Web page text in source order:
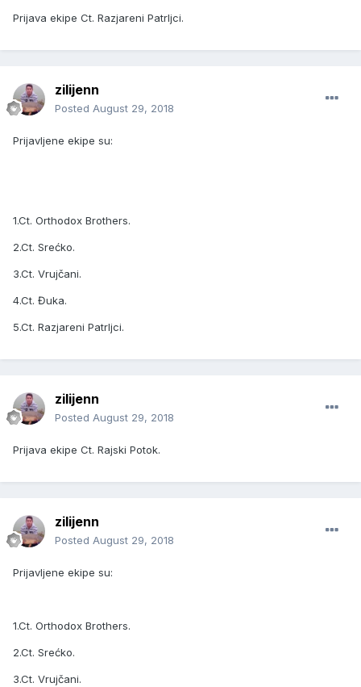
Prijava ekipe Ct. Razjareni Patrljci.
zilijenn
Posted August 29, 2018
Prijavljene ekipe su:
1.Ct. Orthodox Brothers.
2.Ct. Srećko.
3.Ct. Vrujčani.
4.Ct. Đuka.
5.Ct. Razjareni Patrljci.
zilijenn
Posted August 29, 2018
Prijava ekipe Ct. Rajski Potok.
zilijenn
Posted August 29, 2018
Prijavljene ekipe su:
1.Ct. Orthodox Brothers.
2.Ct. Srećko.
3.Ct. Vrujčani.